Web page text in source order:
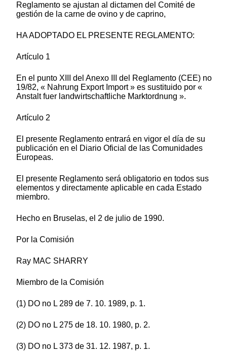
Reglamento se ajustan al dictamen del Comité de
gestión de la carne de ovino y de caprino,
HA ADOPTADO EL PRESENTE REGLAMENTO:
Artículo 1
En el punto XIII del Anexo III del Reglamento (CEE) no
19/82, « Nahrung Export Import » es sustituido por «
Anstalt fuer landwirtschaftliche Marktordnung ».
Artículo 2
El presente Reglamento entrará en vigor el día de su
publicación en el Diario Oficial de las Comunidades
Europeas.
El presente Reglamento será obligatorio en todos sus
elementos y directamente aplicable en cada Estado
miembro.
Hecho en Bruselas, el 2 de julio de 1990.
Por la Comisión
Ray MAC SHARRY
Miembro de la Comisión
(1) DO no L 289 de 7. 10. 1989, p. 1.
(2) DO no L 275 de 18. 10. 1980, p. 2.
(3) DO no L 373 de 31. 12. 1987, p. 1.